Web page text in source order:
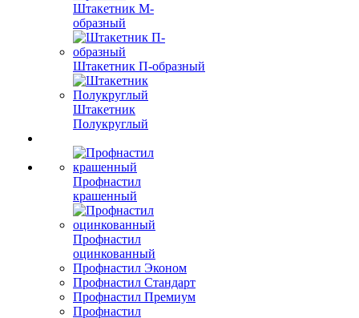
Штакетник М-
образный
Штакетник П-образный
Штакетник
Полукруглый
Профнастил
крашенный
Профнастил
оцинкованный
Профнастил Эконом
Профнастил Стандарт
Профнастил Премиум
Профнастил